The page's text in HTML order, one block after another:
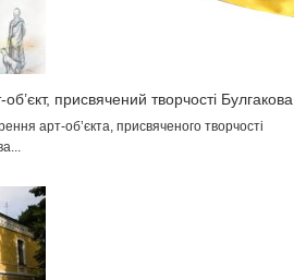
присвячений творчості Булгакова
арт-об’єкта, присвяченого творчості